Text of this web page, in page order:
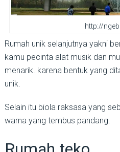
http://
Rumah unik selanjutnya yakni
kamu pecinta alat musik dan
menarik. karena bentuk yang
unik.
Selain itu biola raksasa yang
warna yang tembus pandang.